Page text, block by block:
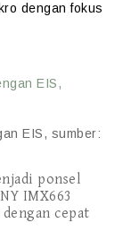
dengan fokus
EIS, sumber:
ponsel
IMX663
cepat